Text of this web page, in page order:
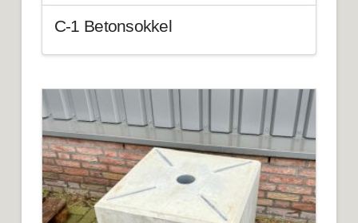
C-1 Betonsokkel